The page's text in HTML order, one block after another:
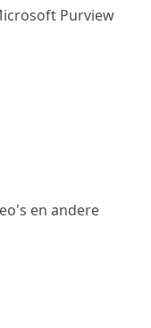
Purview
en andere